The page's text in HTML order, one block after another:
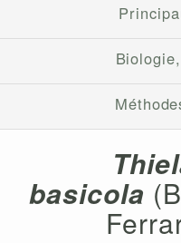
basicola